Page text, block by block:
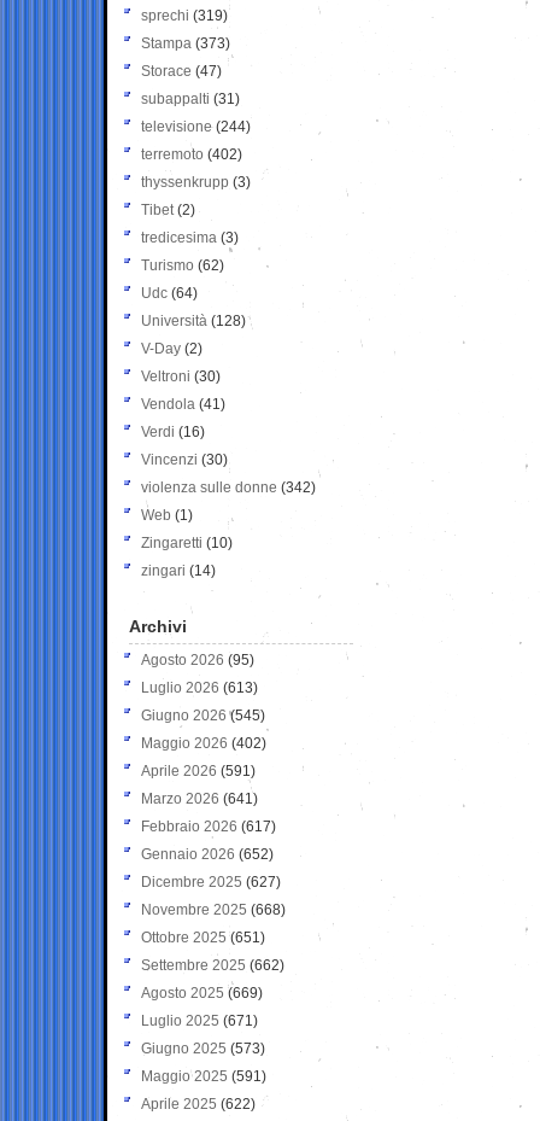
sprechi (319)
Stampa (373)
Storace (47)
subappalti (31)
televisione(244)
terremoto (402)
thyssenkrupp (3)
Tibet(2)
tredicesima (3)
Turismo (62)
Udc (64)
Università (128)
V-Day (2)
Veltroni (30)
Vendola (41)
Verdi (16)
Vincenzi (30)
violenza sulle donne (342)
Web (1)
Zingaretti (10)
zingari (14)
Archivi
Agosto 2026 (95)
Luglio 2026 (613)
Giugno 2026 (545)
Maggio 2026 (402)
Aprile 2026 (591)
Marzo 2026 (641)
Febbraio 2026 (617)
Gennaio 2026 (652)
Dicembre 2025 (627)
Novembre 2025 (668)
Ottobre 2025 (651)
Settembre 2025 (662)
Agosto 2025 (669)
Luglio 2025 (671)
Giugno 2025 (573)
Maggio 2025 (591)
Aprile 2025 (622)